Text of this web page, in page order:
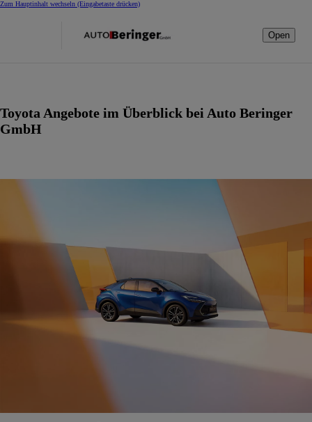
Zum Hauptinhalt wechseln (Eingabetaste drücken)
Open
Toyota Angebote im Überblick bei Auto Beringer
GmbH